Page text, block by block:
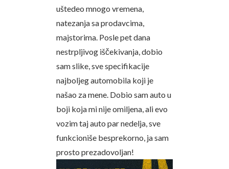
uštedeo mnogo vremena,
natezanja sa prodavcima,
majstorima. Posle pet dana
nestrpljivog iščekivanja, dobio
sam slike, sve specifikacije
najboljeg automobila koji je
našao za mene. Dobio sam auto u
boji koja mi nije omiljena, ali evo
vozim taj auto par nedelja, sve
funkcioniše besprekorno, ja sam
prosto prezadovoljan!